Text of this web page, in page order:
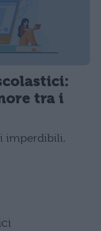
tra i
imperdibili.